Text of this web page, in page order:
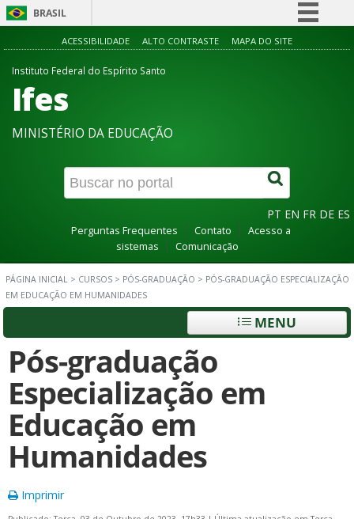
BRASIL
Simplifique!
Canais
ACESSIBILIDADE ALTO CONTRASTE MAPA DO SITE
Instituto Federal do Espírito Santo
Ifes
MINISTÉRIO DA EDUCAÇÃO
PT EN FR DE ES
Perguntas Frequentes Contato
Acesso a
sistemas
Comunicação
PÁGINA INICIAL > CURSOS > PÓS-GRADUAÇÃO > PÓS-GRADUAÇÃO ESPECIALIZAÇÃO
EM EDUCAÇÃO EM HUMANIDADES
MENU
Pós-graduação
Especialização em
Educação em
Humanidades
Imprimir